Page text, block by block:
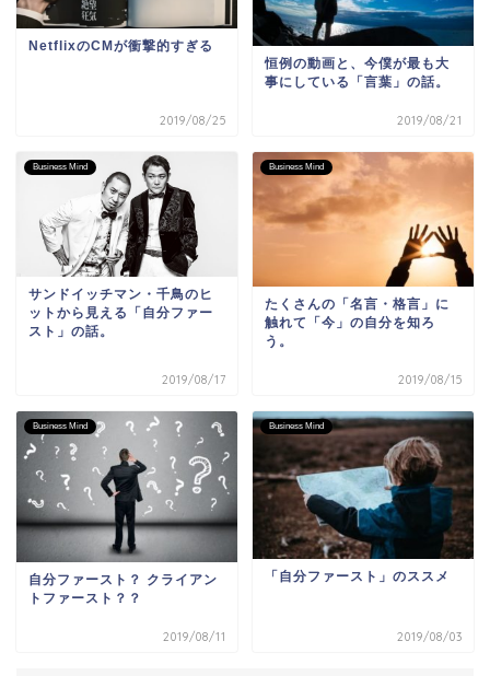
NetflixのCMが衝撃的すぎる
2019/08/25
恒例の動画と、今僕が最も大
事にしている「言葉」の話。
2019/08/21
Business Mind
サンドイッチマン・千鳥のヒ
ットから見える「自分ファー
スト」の話。
2019/08/17
Business Mind
たくさんの「名言・格言」に
触れて「今」の自分を知ろ
う。
2019/08/15
Business Mind
自分ファースト？ クライアン
トファースト？？
2019/08/11
Business Mind
「自分ファースト」のススメ
2019/08/03